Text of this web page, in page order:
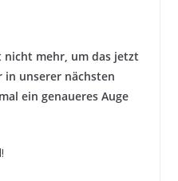
nicht mehr, um das jetzt
in unserer nächsten
ein genaueres Auge